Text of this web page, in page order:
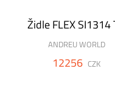
Židle FLEX SI1314
ANDREU WORLD
12256 CZK